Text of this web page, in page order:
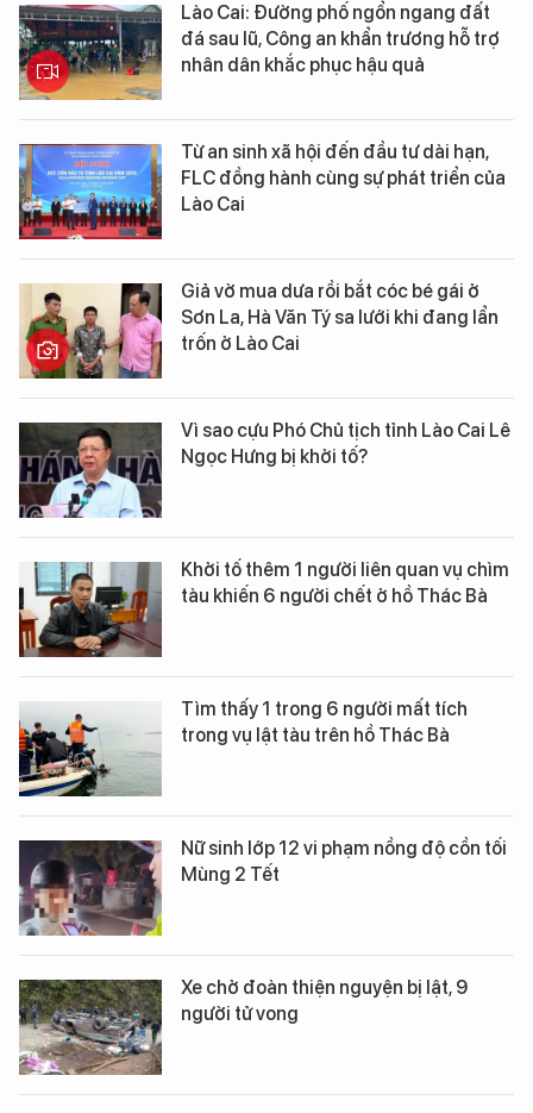
Lào Cai: Đường phố ngổn ngang đất
đá sau lũ, Công an khẩn trương hỗ trợ
nhân dân khắc phục hậu quả
Từ an sinh xã hội đến đầu tư dài hạn,
FLC đồng hành cùng sự phát triển của
Lào Cai
Giả vờ mua dưa rồi bắt cóc bé gái ở
Sơn La, Hà Văn Tý sa lưới khi đang lẩn
trốn ở Lào Cai
Vì sao cựu Phó Chủ tịch tỉnh Lào Cai Lê
Ngọc Hưng bị khởi tố?
Khởi tố thêm 1 người liên quan vụ chìm
tàu khiến 6 người chết ở hồ Thác Bà
Tìm thấy 1 trong 6 người mất tích
trong vụ lật tàu trên hồ Thác Bà
Nữ sinh lớp 12 vi phạm nồng độ cồn tối
Mùng 2 Tết
Xe chở đoàn thiện nguyện bị lật, 9
người tử vong